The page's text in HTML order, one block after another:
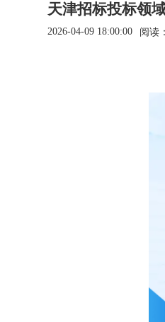
天津招标投标领
2026-04-09 18:00:00 阅读：